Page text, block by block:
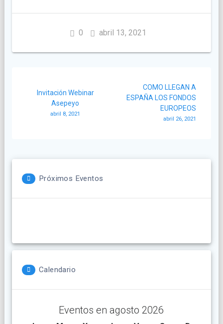
0 abril 13, 2021
entradas
Invitación Webinar
Asepeyo
abril 8, 2021
COMO LLEGAN A
ESPAÑA LOS FONDOS
EUROPEOS
abril 26, 2021
Próximos Eventos
Calendario
Eventos en agosto 2026